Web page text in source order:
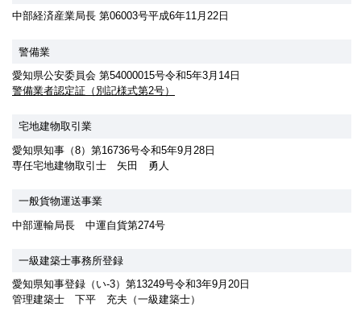
中部経済産業局長 第06003号平成6年11月22日
警備業
愛知県公安委員会 第54000015号令和5年3月14日
警備業者認定証（別記様式第2号）
宅地建物取引業
愛知県知事（8）第16736号令和5年9月28日
専任宅地建物取引士 矢田 勇人
一般貨物運送事業
中部運輸局長 中運自貨第274号
一級建築士事務所登録
愛知県知事登録（い-3）第13249号令和3年9月20日
管理建築士 下平 充夫（一級建築士）